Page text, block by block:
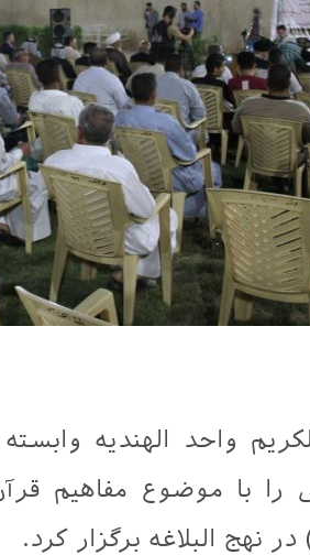
واحد الهندیه
را با موضوع مفاهیم
نهج البلاغه برگزار کرد.